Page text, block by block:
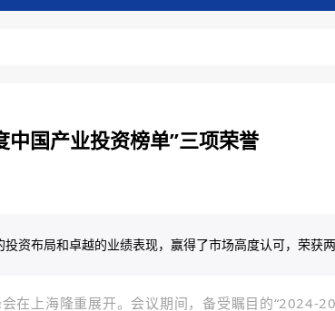
国产业投资榜单”三项荣誉
资布局和卓越的业绩表现，赢得了市场高度认可，荣获
在上海隆重展开。会议期间，备受瞩目的“2024-